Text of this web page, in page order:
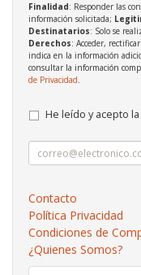
Finalidad: Responder las
información solicitada;
Destinatarios: Solo se
Derechos: Acceder,
indica en la información
consultar la información
de Privacidad.
He leído y acepto la
Contacto
Política Privacidad
Condiciones de
¿Quienes Somos?